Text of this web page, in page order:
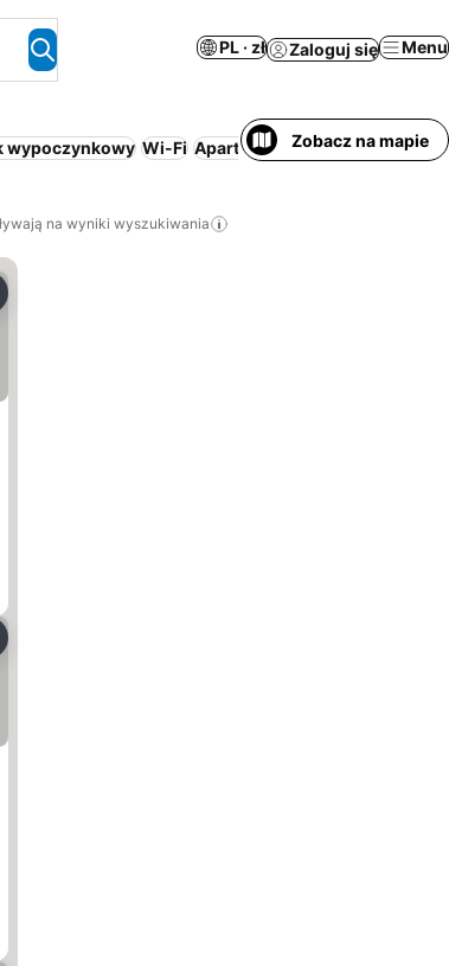
PL · zł Zaloguj się Menu
wypoczynkowy Wi-Fi Aparthotel Śniadanie i kolacja
Zobacz na mapie
na wyniki wyszukiwania
do ulubionych
do ulubionych